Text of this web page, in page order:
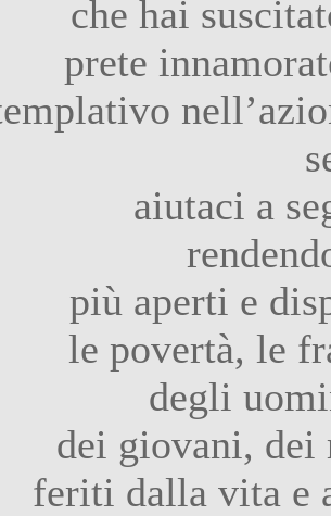
che hai
prete
aiutaci a
più aperti e
le povertà, le
degli
dei giovani, dei
feriti dalla vita e